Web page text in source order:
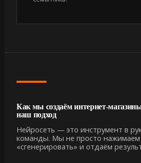
Как мы создаём интернет-
наш подход
Нейросеть — это инструмент в
команды. Мы не просто нажимаем
«сгенерировать» и отдаём